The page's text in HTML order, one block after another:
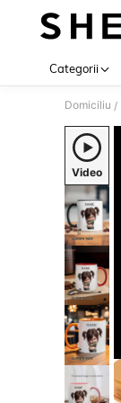
Categorii
Domiciliu /
Video